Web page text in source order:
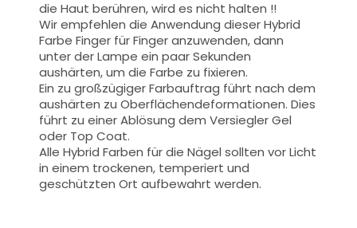
die Haut berühren, wird es nicht halten !!
Wir empfehlen die Anwendung dieser Hybrid
Farbe Finger für Finger anzuwenden, dann
unter der Lampe ein paar Sekunden
aushärten, um die Farbe zu fixieren.
Ein zu großzügiger Farbauftrag führt nach dem
aushärten zu Oberflächendeformationen. Dies
führt zu einer Ablösung dem Versiegler Gel
oder Top Coat.
Alle Hybrid Farben für die Nägel sollten vor Licht
in einem trockenen, temperiert und
geschützten Ort aufbewahrt werden.